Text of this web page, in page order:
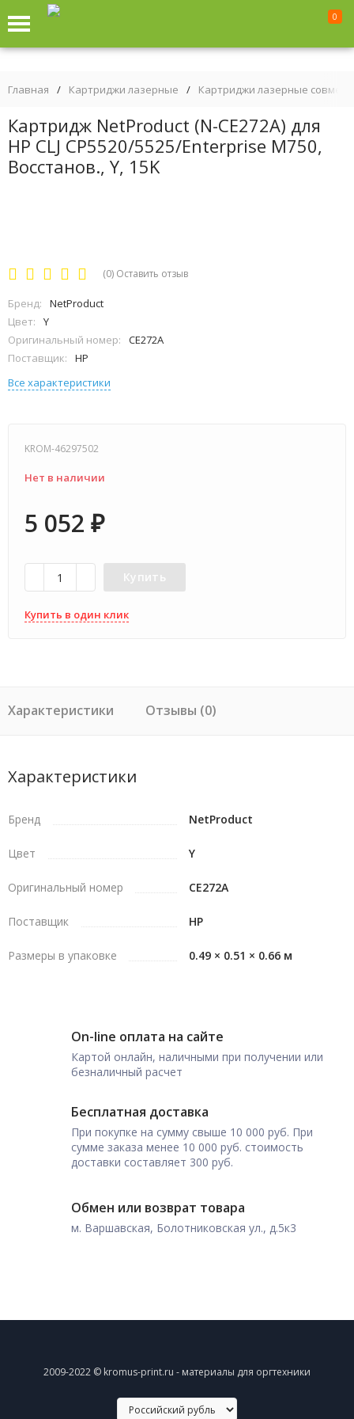
0
Главная / Картриджи лазерные / Картриджи лазерные
Картридж NetProduct (N-CE272A) для
HP CLJ CP5520/5525/Enterprise M750,
Восстанов., Y, 15K
(0) Оставить отзыв
Бренд:
NetProduct
Цвет:
Y
Оригинальный номер:
CE272A
Поставщик:
HP
Все характеристики
KROM-46297502
Нет в наличии
5 052 ₽
Купить
Купить в один клик
Характеристики Отзывы (0)
Характеристики
Бренд NetProduct
Цвет Y
Оригинальный номер CE272A
Поставщик HP
Размеры в упаковке 0.49 × 0.51 × 0.66 м
On-line оплата на сайте
Картой онлайн, наличными при получении или
безналичный расчет
Бесплатная доставка
При покупке на сумму свыше 10 000 руб. При
сумме заказа менее 10 000 руб. стоимость
доставки составляет 300 руб.
Обмен или возврат товара
м. Варшавская, Болотниковская ул., д.5к3
2009-2022 © kromus-print.ru - материалы для оргтехники